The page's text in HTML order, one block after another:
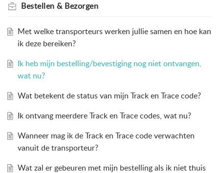
Bestellen & Bezorgen
Met welke transporteurs werken jullie samen en hoe kan
ik deze bereiken?
Ik heb mijn bestelling/bevestiging nog niet ontvangen,
wat nu?
Wat betekent de status van mijn Track en Trace code?
Ik ontvang meerdere Track en Trace codes, wat nu?
Wanneer mag ik de Track en Trace code verwachten
vanuit de transporteur?
Wat zal er gebeuren met mijn bestelling als ik niet thuis